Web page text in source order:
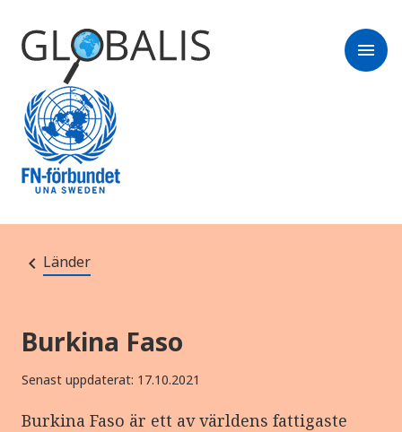
menu
Länder
Burkina Faso
Senast uppdaterat: 17.10.2021
Burkina Faso är ett av världens fattigaste